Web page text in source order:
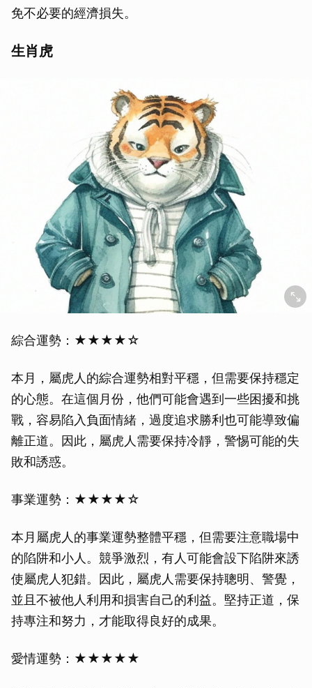
免不必要的經濟損失。
生肖虎
綜合運勢：★★★★☆
本月，屬虎人的綜合運勢相對平穩，但需要保持穩定
的心態。在這個月份，他們可能會遇到一些困擾和挑
戰，容易陷入負面情緒，過度追求勝利也可能導致偏
離正道。因此，屬虎人需要保持冷靜，警惕可能的失
敗和誘惑。
事業運勢：★★★★☆
本月屬虎人的事業運勢整體平穩，但需要注意職場中
的陷阱和小人。競爭激烈，有人可能會設下陷阱來誘
使屬虎人犯錯。因此，屬虎人需要保持聰明、警覺，
並且不被他人利用和損害自己的利益。堅持正道，保
持專注和努力，才能取得良好的成果。
愛情運勢：★★★★★